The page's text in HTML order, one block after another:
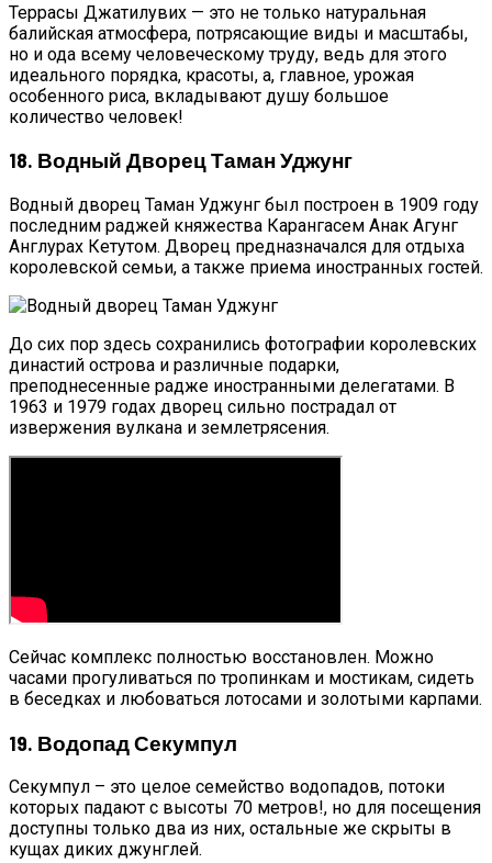
Террасы Джатилувих — это не только натуральная
балийская атмосфера, потрясающие виды и масштабы,
но и ода всему человеческому труду, ведь для этого
идеального порядка, красоты, а, главное, урожая
особенного риса, вкладывают душу большое
количество человек!
18. Водный Дворец Таман Уджунг
Водный дворец Таман Уджунг был построен в 1909 году
последним раджей княжества Карангасем Анак Агунг
Англурах Кетутом. Дворец предназначался для отдыха
королевской семьи, а также приема иностранных гостей.
До сих пор здесь сохранились фотографии королевских
династий острова и различные подарки,
преподнесенные радже иностранными делегатами. В
1963 и 1979 годах дворец сильно пострадал от
извержения вулкана и землетрясения.
Сейчас комплекс полностью восстановлен. Можно
часами прогуливаться по тропинкам и мостикам, сидеть
в беседках и любоваться лотосами и золотыми карпами.
19. Водопад Секумпул
Секумпул – это целое семейство водопадов, потоки
которых падают с высоты 70 метров!, но для посещения
доступны только два из них, остальные же скрыты в
кущах диких джунглей.